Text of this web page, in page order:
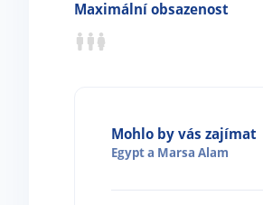
Maximální obsazenost
Mohlo by vás zajímat
Egypta Marsa Alam